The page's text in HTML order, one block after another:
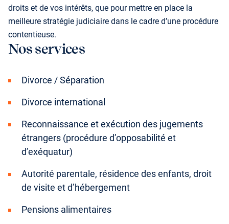
droits et de vos intérêts, que pour mettre en place la
meilleure stratégie judiciaire dans le cadre d’une procédure
contentieuse.
Nos services
Divorce / Séparation
Divorce international
Reconnaissance et exécution des jugements
étrangers (procédure d’opposabilité et
d’exéquatur)
Autorité parentale, résidence des enfants, droit
de visite et d’hébergement
Pensions alimentaires